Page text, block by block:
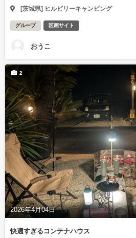
[茨城県] ヒルビリーキャンピング
グループ 区画サイト
おうこ
2026年4月04日
2
快適すぎるコンテナハウス